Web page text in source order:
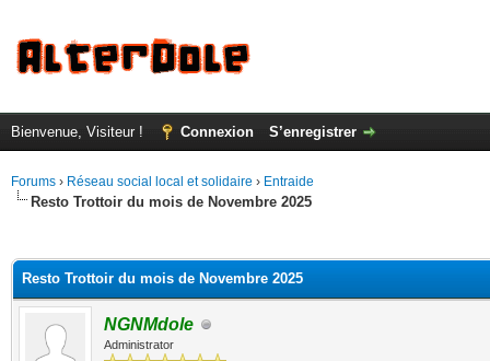
Bienvenue, Visiteur ! Connexion S’enregistrer
Forums › Réseau social local et solidaire › Entraide
Resto Trottoir du mois de Novembre 2025
Resto Trottoir du mois de Novembre 2025
NGNMdole
Administrator